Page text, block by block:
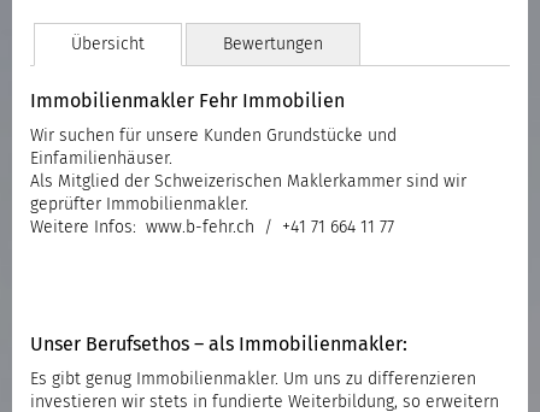
Übersicht Bewertungen
Immobilienmakler Fehr Immobilien
Wir suchen für unsere Kunden Grundstücke und
Einfamilienhäuser.
Als Mitglied der Schweizerischen Maklerkammer sind wir
geprüfter Immobilienmakler.
Weitere Infos: www.b-fehr.ch / +41 71 664 11 77
Unser Berufsethos – als Immobilienmakler:
Es gibt genug Immobilienmakler. Um uns zu differenzieren
investieren wir stets in fundierte Weiterbildung, so erweitern